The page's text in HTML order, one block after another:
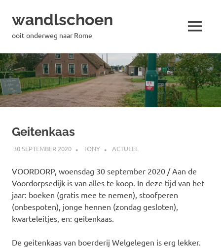
Naar
de
inhoud
springen
wandlschoen
ooit onderweg naar Rome MENU
Geitenkaas
30 SEPTEMBER 2020 TONY ACTUEEL
VOORDORP, woensdag 30 september 2020 / Aan de
Voordorpsedijk is van alles te koop. In deze tijd van het
jaar: boeken (gratis mee te nemen), stoofperen
(onbespoten), jonge hennen (zondag gesloten),
kwarteleitjes, en: geitenkaas.
De geitenkaas van boerderij Welgelegen is erg lekker.